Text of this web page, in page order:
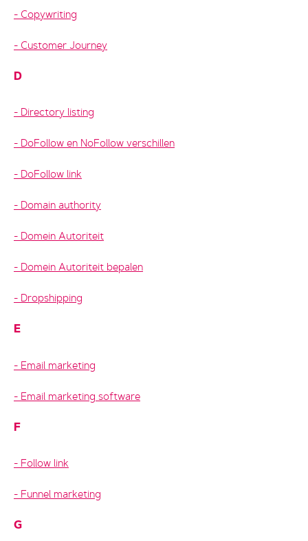
Copywriting
Customer Journey
D
Directory listing
DoFollow en NoFollow verschillen
DoFollow link
Domain authority
Domein Autoriteit
Domein Autoriteit bepalen
Dropshipping
E
Email marketing
Email marketing software
F
Follow link
Funnel marketing
G